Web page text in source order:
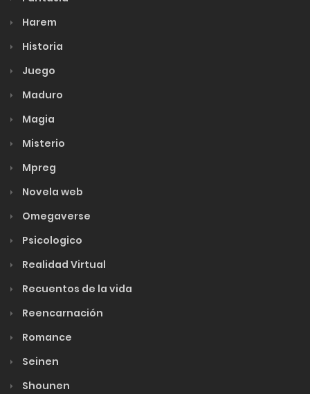
Harem
Historia
Juego
Maduro
Magia
Misterio
Mpreg
Novela web
Omegaverse
Psicologico
Realidad Virtual
Recuentos de la vida
Reencarnación
Romance
Seinen
Shounen